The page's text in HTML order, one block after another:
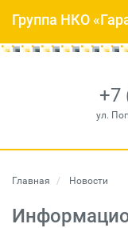
+7
ул.
Группа НКО
Главная Новости